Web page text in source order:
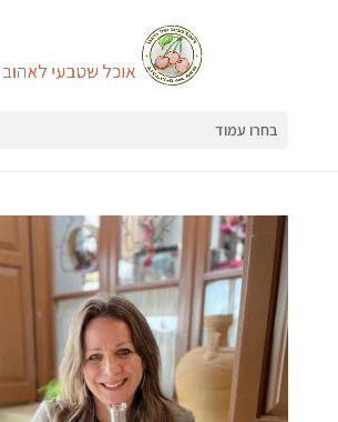
בחרו עמוד